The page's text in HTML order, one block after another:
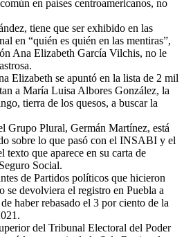
en países centroamericanos, no
tiene que ser exhibido en las
en “quién es quién en las mentiras”,
Ana Elizabeth García Vilchis, no le
Elizabeth se apuntó en la lista de 2 mil
a María Luisa Albores González, la
tierra de los quesos, a buscar la
Grupo Plural, Germán Martínez, está
sobre lo que pasó con el INSABI y el
texto que aparece en su carta de
Social.
de Partidos políticos que hicieron
se devolviera el registro en Puebla a
haber rebasado el 3 por ciento de la
del Tribunal Electoral del Poder